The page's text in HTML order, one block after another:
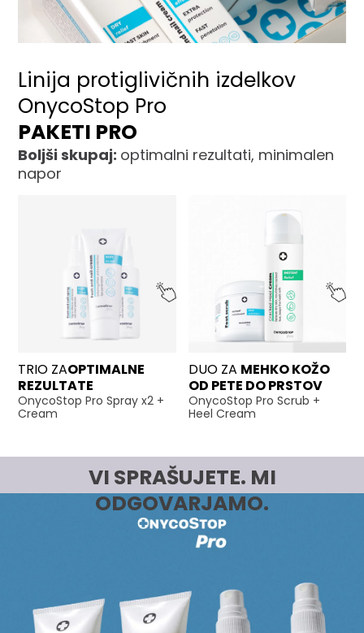
Linija protiglivičnih izdelkov
OnycoStop Pro
PAKETI PRO
Boljši skupaj: optimalni rezultati, minimalen
napor
TRIO ZAOPTIMALNE
REZULTATE
OnycoStop Pro Spray x2 +
Cream
DUO ZA MEHKO KOŽO
OD PETE DO PRSTOV
OnycoStop Pro Scrub +
Heel Cream
VI SPRAŠUJETE. MI
ODGOVARJAMO.